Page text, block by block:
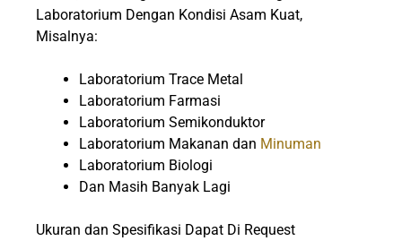
Laboratorium Dengan Kondisi Asam Kuat,
Misalnya:
Laboratorium Trace Metal
Laboratorium Farmasi
Laboratorium Semikonduktor
Laboratorium Makanan dan Minuman
Laboratorium Biologi
Dan Masih Banyak Lagi
Ukuran dan Spesifikasi Dapat Di Request